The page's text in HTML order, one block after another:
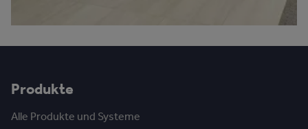
Produkte
Alle Produkte und Systeme